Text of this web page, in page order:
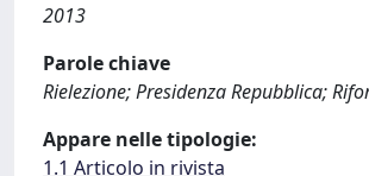
2013
Parole chiave
Rielezione; Presidenza Repubblica;
Appare nelle tipologie:
1.1 Articolo in rivista